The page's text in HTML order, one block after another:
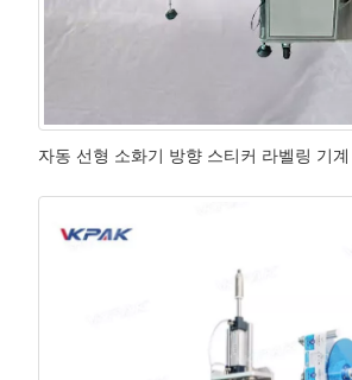
자동 선형 소화기 방향 스티커 라벨링 기계